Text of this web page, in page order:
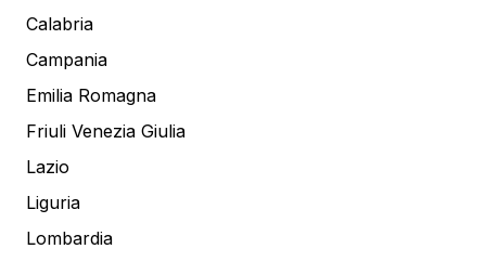
Calabria
Campania
Emilia Romagna
Friuli Venezia Giulia
Lazio
Liguria
Lombardia